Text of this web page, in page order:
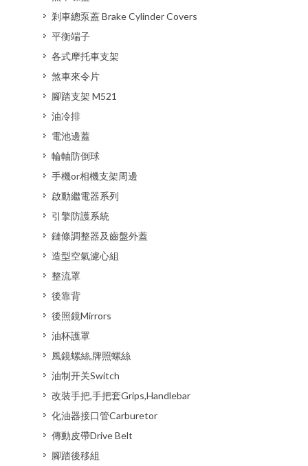
剎車總泵蓋 Brake Cylinder Covers
平衡端子
各式摩托車支架
煞車來令片
腳踏支架 M521
油冷排
電池邊蓋
輪軸防倒球
手機or相機支架周邊
啟動繼電器系列
引擎防護系統
鏈條調整器及齒盤外蓋
造型空氣濾心組
整流罩
後靠背
後照鏡Mirrors
油杯護罩
風鏡螺絲,牌照螺絲
油制开关Switch
改裝手把,手把套Grips,Handlebar
化油器接口管Carburetor
傳動皮帶Drive Belt
腳踏後移組